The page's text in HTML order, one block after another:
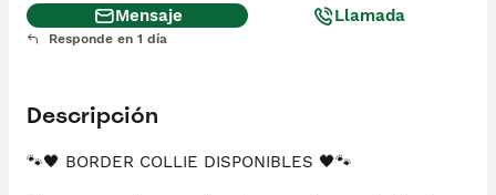
Mensaje Llamada
Responde en 1 día
Descripción
🐾🖤 BORDER COLLIE DISPONIBLES 🖤🐾